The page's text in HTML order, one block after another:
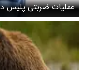
عملیات ضربتی پلیس
تیراندازی +ویدئو